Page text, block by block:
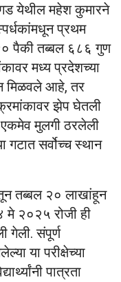
येथील महेश कुमारने
प्रथम
पैकी तब्बल ६८६ गुण
मध्य प्रदेशच्या
मिळवले आहे, तर
क्रमांकावर झेप घेतली
मुलगी ठरलेली
गटात सर्वोच्च स्थान
तब्बल २० लाखांहून
मे २०२५ रोजी ही
गेली. संपूर्ण
या परीक्षेच्या
पात्रता